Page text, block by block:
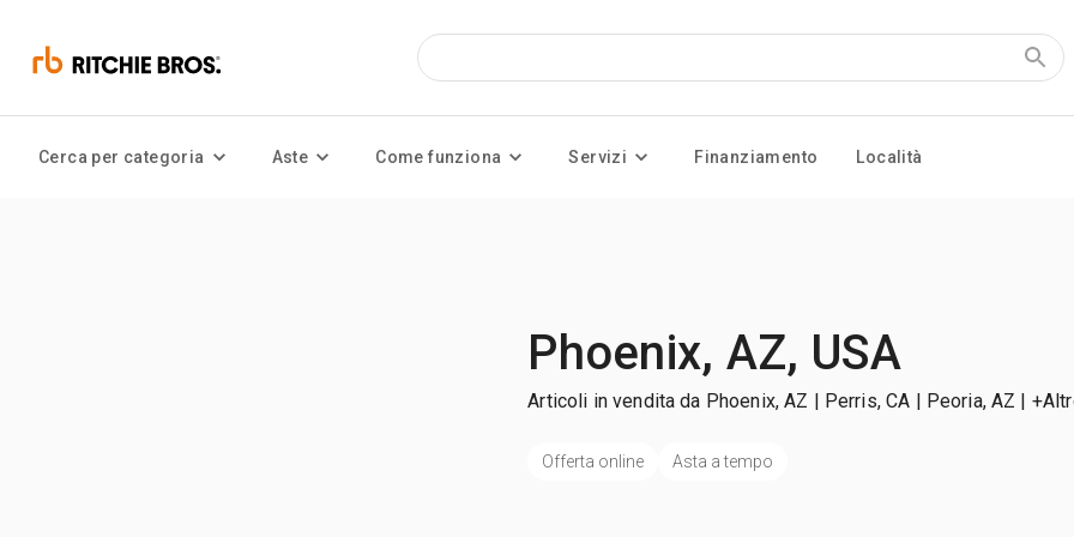
Cerca per categoria Aste Come funziona Servizi Finanziamento Località
Phoenix, AZ, USA
Articoli in vendita da Phoenix, AZ | Perris, CA | Peoria, AZ |
Offerta online Asta a tempo